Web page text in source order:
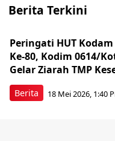
Berita Terkini
Berita
Peringati HUT
Ke-80, Kodim 0614/
Gelar Ziarah TMP
18 Mei 2026, 1:40